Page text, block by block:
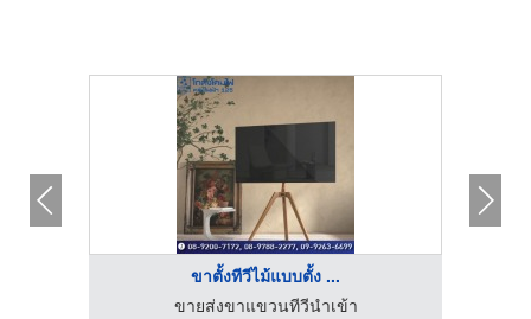
ขาตั้งทีวีไม้แบบตั้ง ...
ขายส่งขาแขวนทีวีนำเข้า